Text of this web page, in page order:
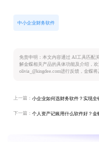
中小企业财务软件
免责申明：本文内容通过 AI工具匹配
解金蝶相关产品的具体功能及介绍，
olivia_@kingdee.com进行反馈，金蝶将
上一篇：小企业如何选财务软件？实现全
下一篇：个人资产记账用什么软件好？